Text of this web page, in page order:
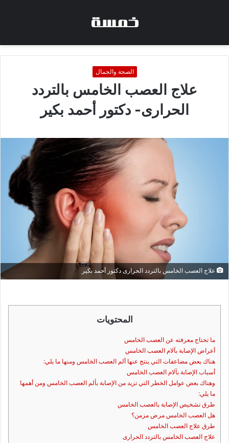
الصحة والجمال
علاج العصب الخامس بالتردد
الحرارى- دكتور أحمد بكير
علاج العصب الخامس بالتردد الحرارى دكتور أحمد بكير
المحتويات
ما تحتاج معرفته عن العصب الخامس
أعراض الإصابة بآلام العصب الخامس
هناك بعض مضاعفات التي ينتج عنها ألم العصب الخامس ومنها ما يلي:
أسباب الإصابة بآلام العصب الخامس
وهناك بعض عوامل الخطر التي تزيد من الإصابة بألم العصب الخامس ومن أهمها
ما يلي:
طرق تشخيص الإصابة بالعصب الخامس
هل العصب الخامس مرض مزمن؟
طرق علاج العصب الخامس
علاج العصب الخامس بالتردد الحرارى